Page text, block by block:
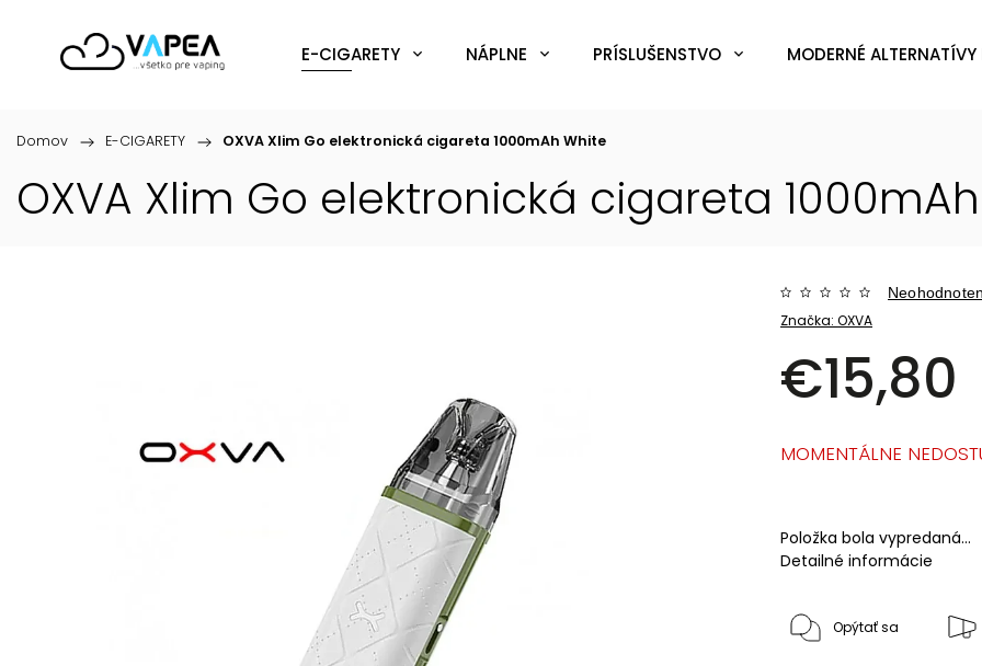
E-CIGARETY NÁPLNE PRÍSLUŠENSTVO MODERNÉ ALTERNATÍVY
Domov / E-CIGARETY / OXVA Xlim Go elektronická cigareta 1000mAh White
OXVA Xlim Go elektronická cigareta
Značka:OXVA
€15,80
Položka bola vypredaná…
MOMENTÁLNE
Detailné informácie
Opýtať sa